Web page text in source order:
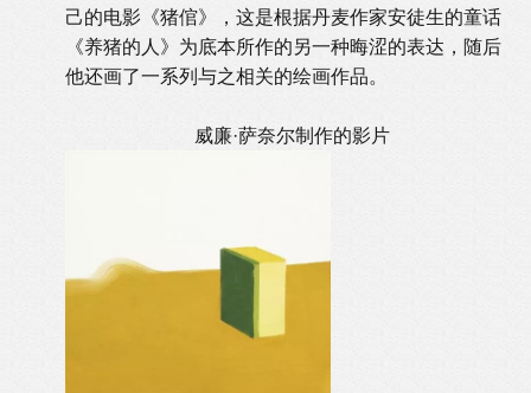
己的电影《猪倌》，这是根据丹麦作家安徒生的童话
《养猪的人》为底本所作的另一种晦涩的表达，随后
他还画了一系列与之相关的绘画作品。
威廉·萨奈尔制作的影片